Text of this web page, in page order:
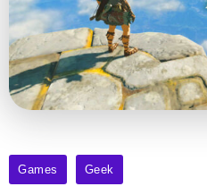
Games Geek